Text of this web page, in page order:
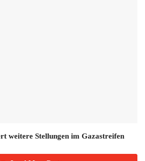
weitere Stellungen im Gazastreifen